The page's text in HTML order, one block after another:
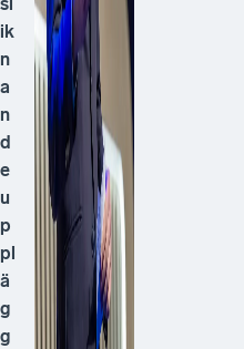
ik
n
a
n
d
e
u
p
pl
ä
g
g